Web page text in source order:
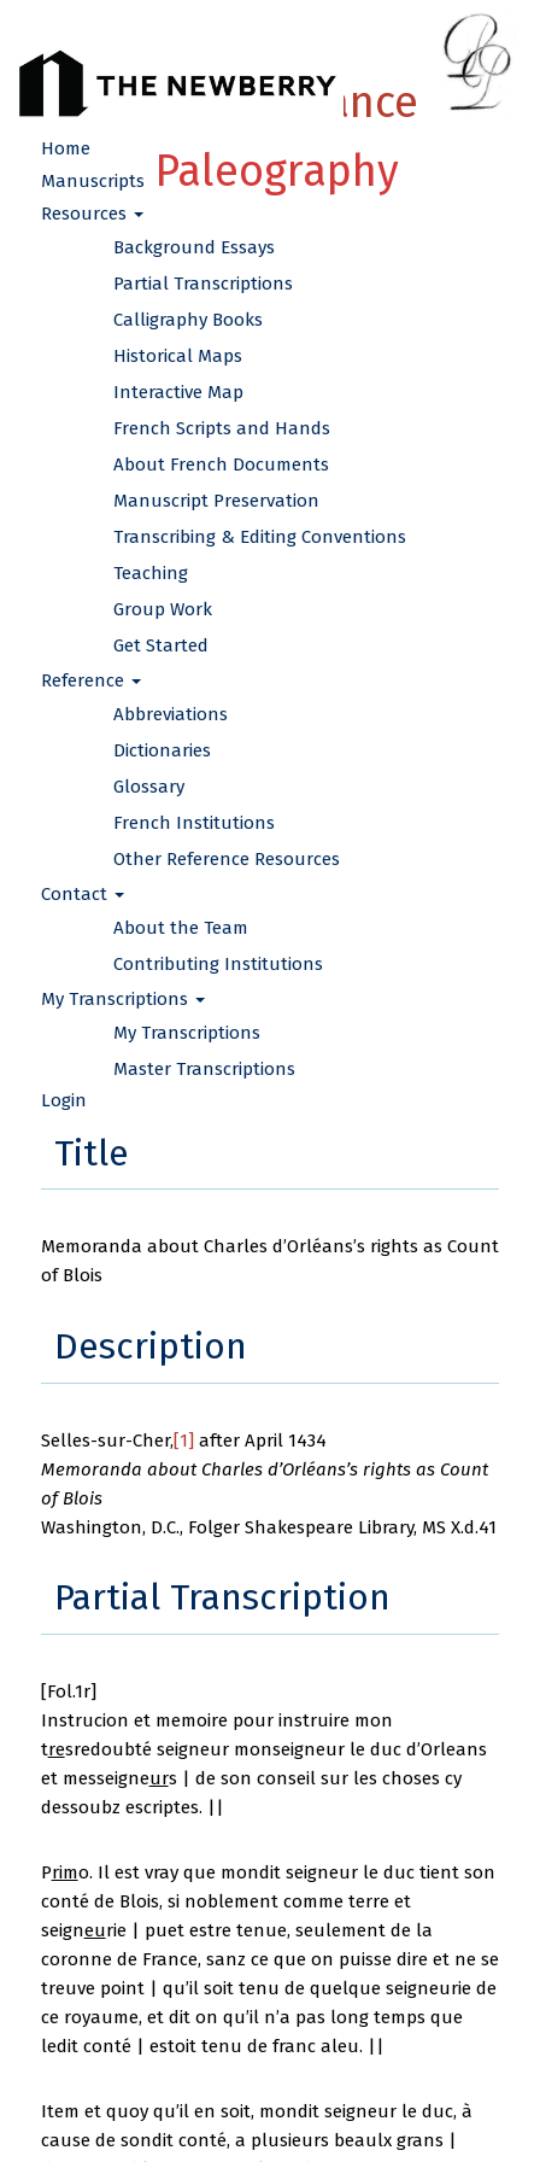
French Renaissance
Paleography
Home
Manuscripts
Resources
Background Essays
Partial Transcriptions
Calligraphy Books
Historical Maps
Interactive Map
French Scripts and Hands
About French Documents
Manuscript Preservation
Transcribing & Editing Conventions
Teaching
Group Work
Get Started
Reference
Abbreviations
Dictionaries
Glossary
French Institutions
Other Reference Resources
Contact
About the Team
Contributing Institutions
My Transcriptions
My Transcriptions
Master Transcriptions
Login
Title
Memoranda about Charles d’Orléans’s rights as Count
of Blois
Description
Selles-sur-Cher,[1] after April 1434
Memoranda about Charles d’Orléans’s rights as Count
of Blois
Washington, D.C., Folger Shakespeare Library, MS X.d.41
Partial Transcription
[Fol.1r]
Instrucion et memoire pour instruire mon
tresredoubté seigneur monseigneur le duc d’Orleans
et messeigneurs | de son conseil sur les choses cy
dessoubz escriptes. ||
Primo. Il est vray que mondit seigneur le duc tient son
conté de Blois, si noblement comme terre et
seigneurie | puet estre tenue, seulement de la
coronne de France, sanz ce que on puisse dire et ne se
treuve point | qu’il soit tenu de quelque seigneurie de
ce royaume, et dit on qu’il n’a pas long temps que
ledit conté | estoit tenu de franc aleu. ||
Item et quoy qu’il en soit, mondit seigneur le duc, à
cause de sondit conté, a plusieurs beaulx grans |